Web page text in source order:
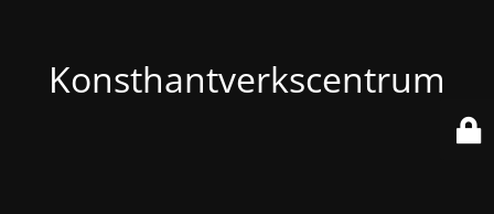
Konsthantverkscentrum